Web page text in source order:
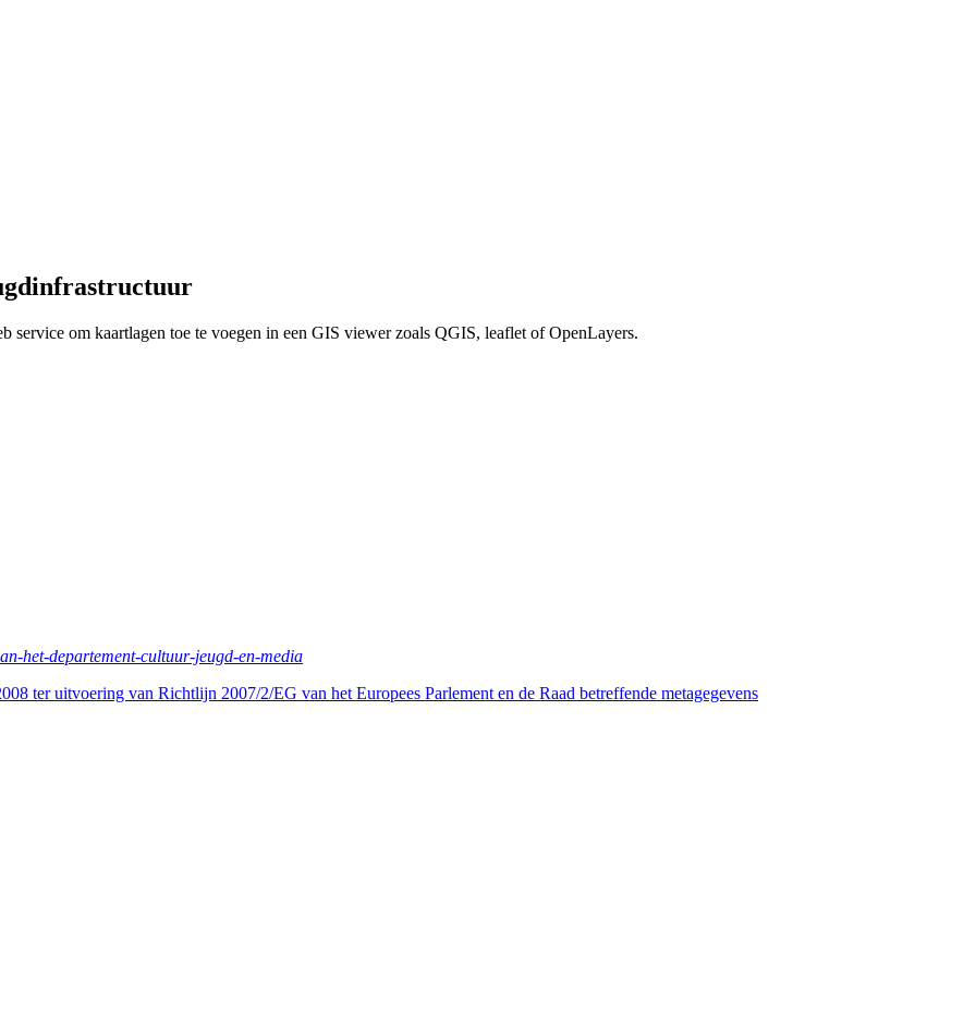
om kaartlagen toe te voegen in een GIS viewer zoals QGIS, leaflet of OpenLayers.
het-departement-cultuur-jeugd-en-media
ter uitvoering van Richtlijn 2007/2/EG van het Europees Parlement en de Raad betreffende metagegevens